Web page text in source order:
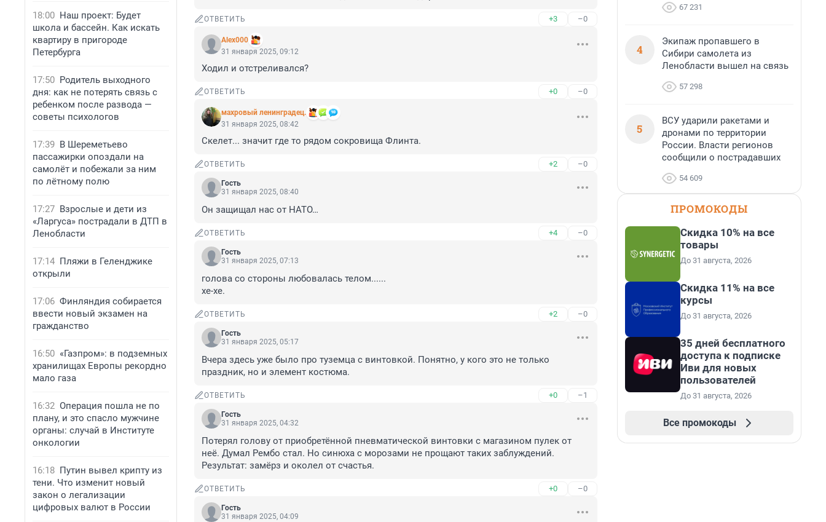
18:00 Наш проект: Будет
школа и бассейн. Как искать
квартиру в пригороде
Петербурга
17:50 Родитель выходного
дня: как не потерять связь с
ребенком после развода —
советы психологов
17:39 В Шереметьево
пассажирки опоздали на
самолёт и побежали за ним
по лётному полю
17:27 Взрослые и дети из
«Ларгуса» пострадали в ДТП в
Ленобласти
17:14 Пляжи в Геленджике
открыли
17:06 Финляндия собирается
ввести новый экзамен на
гражданство
16:50 «Газпром»: в подземных
хранилищах Европы рекордно
мало газа
16:32 Операция пошла не по
плану, и это спасло мужчине
органы: случай в Институте
онкологии
16:18 Путин вывел крипту из
тени. Что изменит новый
закон о легализации
цифровых валют в России
ОТВЕТИТЬ +3 –0
Alex000
31 января 2025, 09:12
Ходил и отстреливался?
ОТВЕТИТЬ +0 –0
махровый ленинградец.
31 января 2025, 08:42
Скелет... значит где то рядом сокровища Флинта.
ОТВЕТИТЬ +2 –0
Гость
31 января 2025, 08:40
Он защищал нас от НАТО…
ОТВЕТИТЬ +4 –0
Гость
31 января 2025, 07:13
голова со стороны любовалась телом......
хе-хе.
ОТВЕТИТЬ +2 –0
Гость
31 января 2025, 05:17
Вчера здесь уже было про туземца с винтовкой. Понятно, у кого это не только
праздник, но и элемент костюма.
ОТВЕТИТЬ +0 –1
Гость
31 января 2025, 04:32
Потерял голову от приобретённой пневматической винтовки с магазином пулек от
неё. Думал Рембо стал. Но синюха с морозами не прощают таких заблуждений.
Результат: замёрз и околел от счастья.
ОТВЕТИТЬ +0 –0
Гость
31 января 2025, 04:09
67 231
4
Экипаж пропавшего в
Сибири самолета из
Ленобласти вышел на связь
57 298
5
ВСУ ударили ракетами и
дронами по территории
России. Власти регионов
сообщили о пострадавших
54 609
ПРОМОКОДЫ
Скидка 10% на все
товары
До 31 августа, 2026
Скидка 11% на все
курсы
До 31 августа, 2026
35 дней бесплатного
доступа к подписке
Иви для новых
пользователей
До 31 августа, 2026
Все промокоды